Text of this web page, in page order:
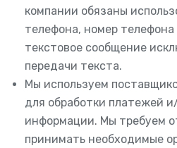
компании обязаны
телефона, номер телефона
текстовое сообщение
передачи текста.
Мы используем
для обработки платежей
информации. Мы требуем
принимать необходимые